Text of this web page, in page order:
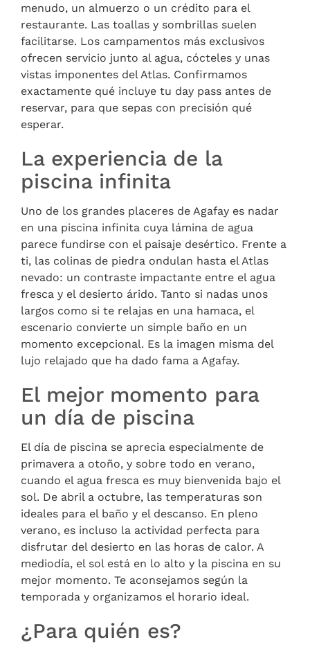
menudo, un almuerzo o un crédito para el
restaurante. Las toallas y sombrillas suelen
facilitarse. Los campamentos más exclusivos
ofrecen servicio junto al agua, cócteles y unas
vistas imponentes del Atlas. Confirmamos
exactamente qué incluye tu day pass antes de
reservar, para que sepas con precisión qué
esperar.
La experiencia de la
piscina infinita
Uno de los grandes placeres de Agafay es nadar
en una piscina infinita cuya lámina de agua
parece fundirse con el paisaje desértico. Frente a
ti, las colinas de piedra ondulan hasta el Atlas
nevado: un contraste impactante entre el agua
fresca y el desierto árido. Tanto si nadas unos
largos como si te relajas en una hamaca, el
escenario convierte un simple baño en un
momento excepcional. Es la imagen misma del
lujo relajado que ha dado fama a Agafay.
El mejor momento para
un día de piscina
El día de piscina se aprecia especialmente de
primavera a otoño, y sobre todo en verano,
cuando el agua fresca es muy bienvenida bajo el
sol. De abril a octubre, las temperaturas son
ideales para el baño y el descanso. En pleno
verano, es incluso la actividad perfecta para
disfrutar del desierto en las horas de calor. A
mediodía, el sol está en lo alto y la piscina en su
mejor momento. Te aconsejamos según la
temporada y organizamos el horario ideal.
¿Para quién es?